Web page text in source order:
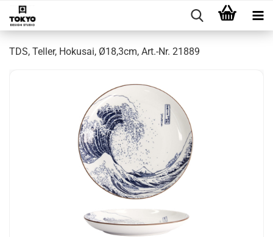
TDS, Teller, Hokusai, Ø18,3cm, Art.-Nr. 21889